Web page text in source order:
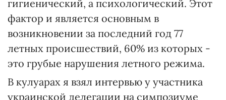
гигиенический, а психологический. Этот
фактор и является основным в
возникновении за последний год 77
летных происшествий, 60% из которых -
это грубые нарушения летного режима.
В кулуарах я взял интервью у участника
украинской делегации на симпозиуме